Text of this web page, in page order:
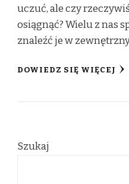
uczuć, ale czy
osiągnąć? Wielu z nas
znaleźć je w
DOWIEDZ SIĘ WIĘCEJ
Szukaj